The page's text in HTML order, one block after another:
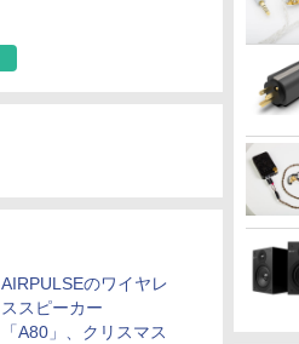
AIRPULSEのワイヤレ
ススピーカー
「A80」、クリスマス